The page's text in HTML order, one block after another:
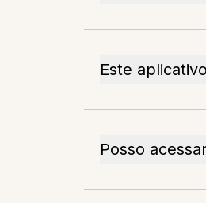
Este
Posso